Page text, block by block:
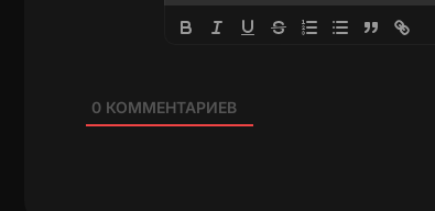
0КОММЕНТАРИЕВ